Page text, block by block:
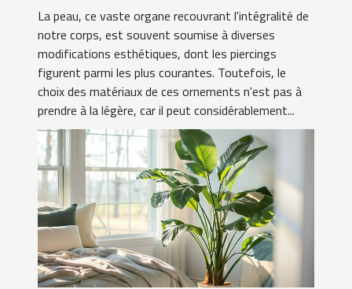
La peau, ce vaste organe recouvrant l'intégralité de
notre corps, est souvent soumise à diverses
modifications esthétiques, dont les piercings
figurent parmi les plus courantes. Toutefois, le
choix des matériaux de ces ornements n'est pas à
prendre à la légère, car il peut considérablement...